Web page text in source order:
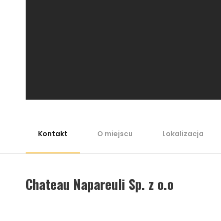
Kontakt O miejscu Lokalizacja
Chateau Napareuli Sp. z o.o